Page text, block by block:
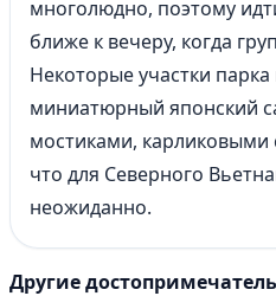
многолюдно, поэтому
ближе к вечеру, когда
Некоторые участки
миниатюрный японский
мостиками,
что для Северного
неожиданно.
Другие